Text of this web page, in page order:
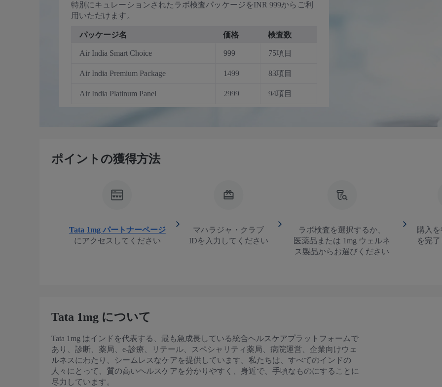
特別にキュレーションされたラボ検査パッケージをINR 999からご利
用いただけます。
パッケージ名 価格 検査数
Air India Smart Choice 999 75項目
Air India Premium Package 1499 83項目
Air India Platinum Panel 2999 94項目
ポイントの獲得方法
Tata 1mg パートナーページ
にアクセスしてください
マハラジャ・クラブ
IDを入力してください
ラボ検査を選択するか、
医薬品または 1mg ウェルネ
ス製品からお選びください
購入
を完
Tata 1mg について
Tata 1mg はインドを代表する、最も急成長している統合ヘルスケアプラットフォームで
あり、診断、薬局、e-診療、リテール、スペシャリティ薬局、病院運営、企業向けウェ
ルネスにわたり、シームレスなケアを提供しています。私たちは、すべてのインドの
人々にとって、質の高いヘルスケアを分かりやすく、身近で、手頃なものにすることに
尽力しています。